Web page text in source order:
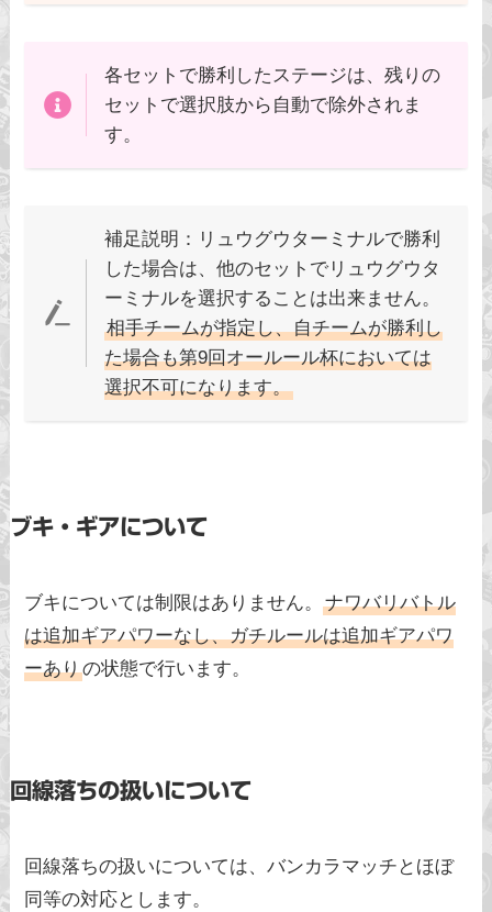
各セットで勝利したステージは、残りの
セットで選択肢から自動で除外されま
す。
補足説明：リュウグウターミナルで勝利
した場合は、他のセットでリュウグウタ
ーミナルを選択することは出来ません。
相手チームが指定し、自チームが勝利し
た場合も第9回オールール杯においては
選択不可になります。
ブキ・ギアについて
ブキについては制限はありません。ナワバリバトル
は追加ギアパワーなし、ガチルールは追加ギアパワ
ーありの状態で行います。
回線落ちの扱いについて
回線落ちの扱いについては、バンカラマッチとほぼ
同等の対応とします。